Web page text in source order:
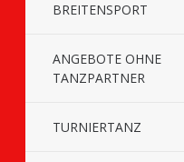
BREITENSPORT
ANGEBOTE OHNE
TANZPARTNER
TURNIERTANZ